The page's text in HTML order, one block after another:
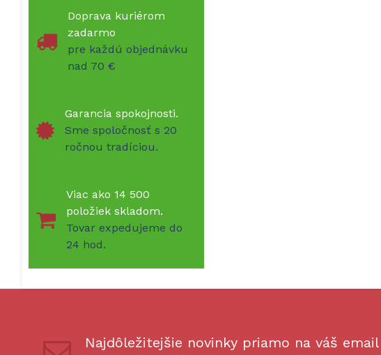
Doprava kuriérom
zadarmo
pre každú objednávku
nad 70 €
Garancia spokojnosti.
Sme spoločnosť s 20
ročnou tradíciou.
Viac ako 14 500
položiek skladom.
Tovar expedujeme do
24 hod.
Najdôležitejšie novinky priamo na váš email